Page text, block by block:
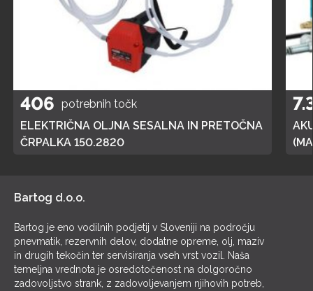
406 potrebnih točk
ELEKTRIČNA OLJNA SESALNA IN PRETOČNA
ČRPALKA 150.2820
Bartog d.o.o.
Bartog je eno vodilnih podjetij v Sloveniji na področju
pnevmatik, rezervnih delov, dodatne opreme, olj, maziv
in drugih tekočin ter servisiranja vseh vrst vozil. Naša
temeljna vrednota je osredotočenost na dolgoročno
zadovoljstvo strank, z zadovoljevanjem njihovih potreb,